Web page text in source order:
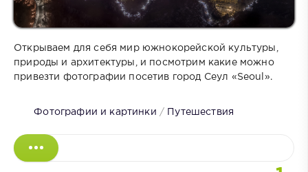
Открываем для себя мир южнокорейской культуры,
природы и архитектуры, и посмотрим какие можно
привезти фотографии посетив город Сеул «Seoul».
Фотографии и картинки / Путешествия